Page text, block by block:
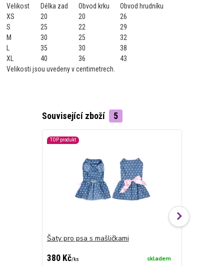
Velikost Délka zad Obvod krku
Obvod hrudníku
XS
20 20
26
S
25 22
29
M
30 25
32
35 30
38
XL
40 36
43
Velikosti jsou uvedeny v centimetrech.
Související zboží 5
TOP produkt
Šaty pro psa s mašličkami
380 Kč/ks skladem